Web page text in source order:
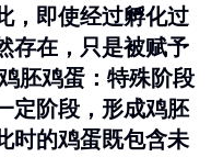
，即使经过孵化过
存在，只是被赋予
胚鸡蛋：特殊阶段
定阶段，形成鸡胚
时的鸡蛋既包含未